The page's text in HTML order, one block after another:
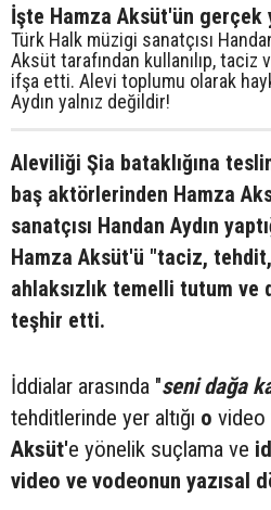
İşte Hamza Aksüt'ün gerçek
Türk Halk müzigi sanatçısı
Aksüt tarafından kullanılıp,
ifşa etti. Alevi toplumu olarak
Aydın yalnız değildir!
Aleviliği Şia bataklığına
baş aktörlerinden Hamza
sanatçısı Handan Aydın
Hamza Aksüt'ü "taciz,
ahlaksızlık temelli tutum ve
teşhir etti.
İddialar arasında "seni dağa
tehditlerinde yer altığı o video
Aksüt'e yönelik suçlama ve
video ve vodeonun yazısal